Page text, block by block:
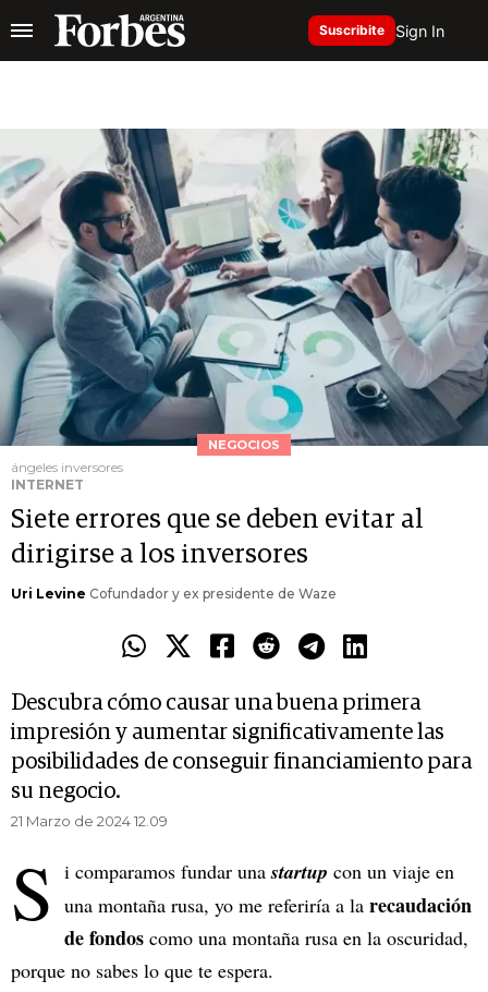
Suscribite Sign In
NEGOCIOS
ángeles inversores
INTERNET
Siete errores que se deben evitar al
dirigirse a los inversores
Uri Levine Cofundador y ex presidente de Waze
Descubra cómo causar una buena primera
impresión y aumentar significativamente las
posibilidades de conseguir financiamiento para
su negocio.
21 Marzo de 2024 12.09
S i comparamos fundar unastartup con un viaje en
una montaña rusa, yo me referiría a la recaudación
de fondos como una montaña rusa en la oscuridad,
porque no sabes lo que te espera.